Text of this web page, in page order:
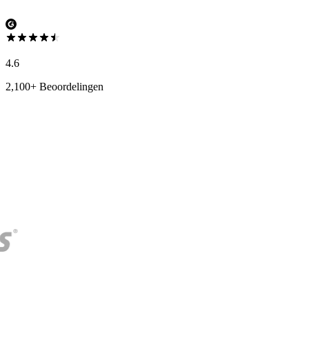
4.6
2,100+ Beoordelingen